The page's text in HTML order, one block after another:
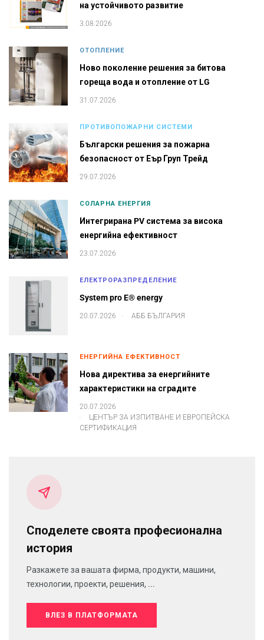
на устойчивото развитие
3.08.2026
ОТОПЛЕНИЕ
Ново поколение решения за битова
гореща вода и отопление от LG
31.07.2026
ПРОТИВОПОЖАРНИ СИСТЕМИ
Български решения за пожарна
безопасност от Еър Груп Трейд
29.07.2026
СОЛАРНА ЕНЕРГИЯ
Интегрирана PV система за висока
енергийна ефективност
23.07.2026
ЕЛЕКТРОРАЗПРЕДЕЛЕНИЕ
System pro E® energy
20.07.2026 . АББ БЪЛГАРИЯ
ЕНЕРГИЙНА ЕФЕКТИВНОСТ
Нова директива за енергийните
характеристики на сградите
20.07.2026
.
ЦЕНТЪР ЗА ИЗПИТВАНЕ И ЕВРОПЕЙСКА
СЕРТИФИКАЦИЯ
Споделете своята професионална
история
Разкажете за вашата фирма, продукти, машини,
технологии, проекти, решения, ...
ВЛЕЗ В ПЛАТФОРМАТА